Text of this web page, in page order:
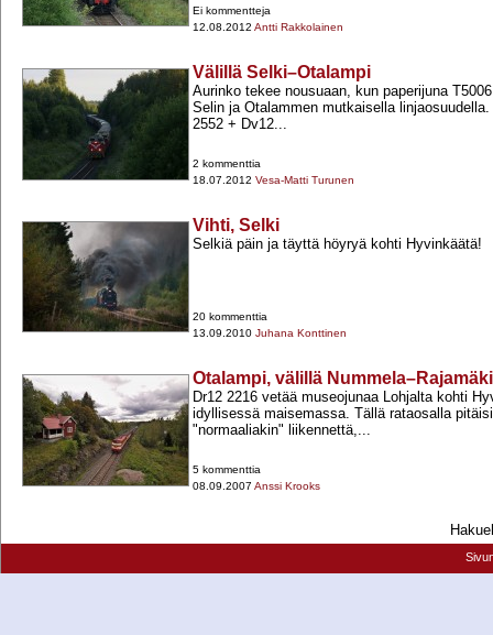
Ei kommentteja
12.08.2012 Antti Rakkolainen
Välillä Selki–Otalampi
Aurinko tekee nousuaan, kun paperijuna
Selin ja Otalammen mutkaisella linjaosuudella.
2552 +​ Dv12...
2 kommenttia
18.07.2012 Vesa-Matti Turunen
Vihti, Selki
Selkiä päin ja täyttä höyryä kohti Hyvinkäätä!
20 kommenttia
13.09.2010 Juhana Konttinen
Otalampi, välillä Nummela–Rajamäki
Dr12 2216 vetää museojunaa Lohjalta kohti
idyllisessä maisemassa. Tällä rataosalla
"normaaliakin" liikennettä,...
5 kommenttia
08.09.2007 Anssi Krooks